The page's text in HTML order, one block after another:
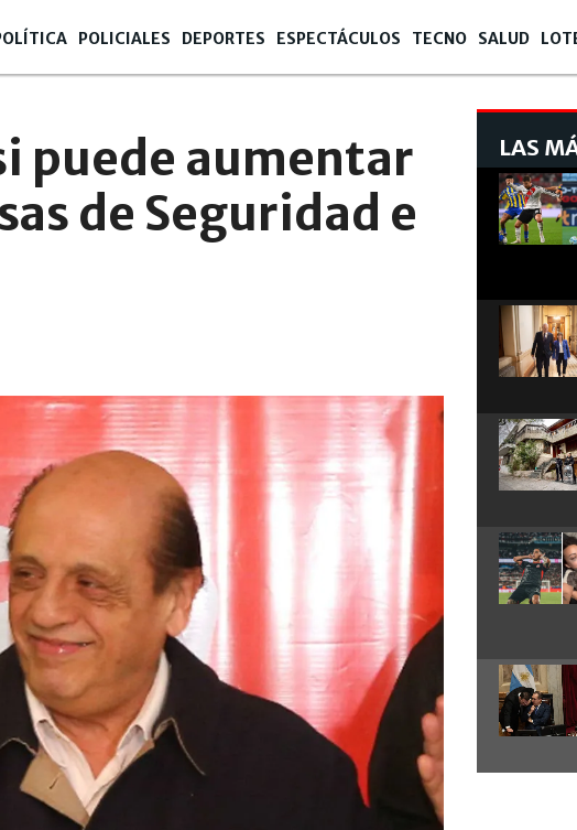
POLICIALES DEPORTES ESPECTÁCULOS TECNO SALUD
puede aumentar
de Seguridad e
LAS